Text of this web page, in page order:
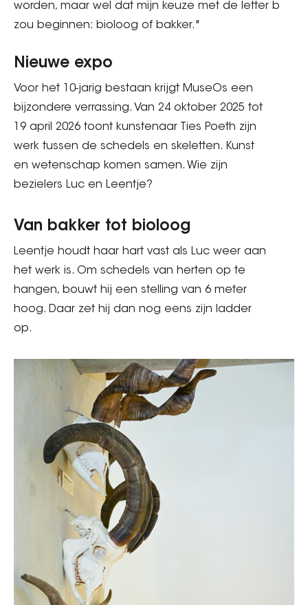
worden, maar wel dat mijn keuze met de letter b
zou beginnen: bioloog of bakker."
Nieuwe expo
Voor het 10-jarig bestaan krijgt MuseOs een
bijzondere verrassing. Van 24 oktober 2025 tot
19 april 2026 toont kunstenaar Ties Poeth zijn
werk tussen de schedels en skeletten. Kunst
en wetenschap komen samen. Wie zijn
bezielers Luc en Leentje?
Van bakker tot bioloog
Leentje houdt haar hart vast als Luc weer aan
het werk is. Om schedels van herten op te
hangen, bouwt hij een stelling van 6 meter
hoog. Daar zet hij dan nog eens zijn ladder
op.